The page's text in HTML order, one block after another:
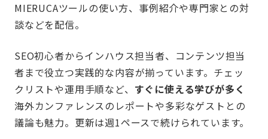
MIERUCAツールの使い方、事例紹介や専門家との対
談などを配信。
SEO初心者からインハウス担当者、コンテンツ担当
者まで役立つ実践的な内容が揃っています。チェッ
クリストや運用手順など、 すぐに使える学びが多く
海外カンファレンスのレポートや多彩なゲストとの
議論も魅力。更新は週1ペースで続けられています。